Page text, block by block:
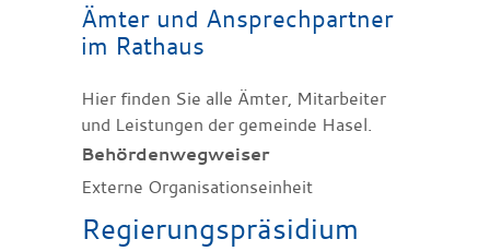
Ämter und Ansprechpartner
im Rathaus
Hier finden Sie alle Ämter, Mitarbeiter
und Leistungen der gemeinde Hasel.
Behördenwegweiser
Externe Organisationseinheit
Regierungspräsidium